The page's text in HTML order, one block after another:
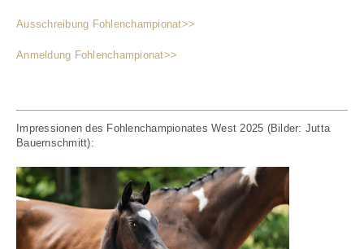
Ausschreibung Fohlenchampionat>>
Anmeldung Fohlenchampionat>>
Impressionen des Fohlenchampionates West 2025 (Bilder: Jutta
Bauernschmitt):